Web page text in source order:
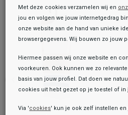
Met deze cookies verzamelen wij en
jou en volgen we jouw internetgedrag
onze website aan de hand van unieke
browsergegevens. Wij bouwen zo jouw
Hiermee passen wij onze website en
voorkeuren. Ook kunnen we zo
basis van jouw profiel. Dat doen we
cookies uit hebt gezet op je toestel of in
Via 'cookies' kun je ook zelf instellen